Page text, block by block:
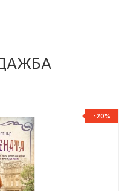
-20%